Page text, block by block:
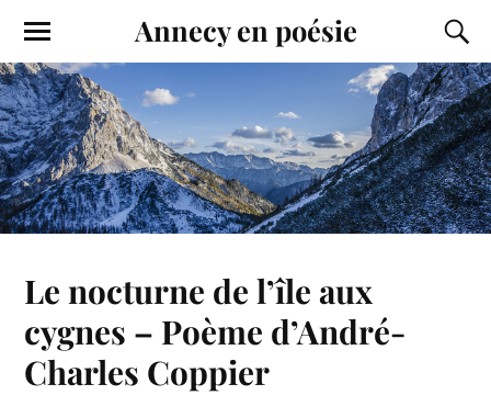
Annecy en poésie
Le nocturne de l’île aux
cygnes – Poème d’André-
Charles Coppier